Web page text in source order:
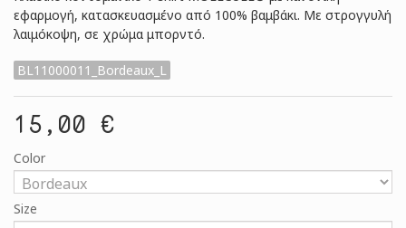
εφαρμογή, κατασκευασμένο από 100% βαμβάκι. Με στρογγυλή
λαιμόκοψη, σε χρώμα μπορντό.
BL11000011_Bordeaux_L
15,00 €
Color
Size